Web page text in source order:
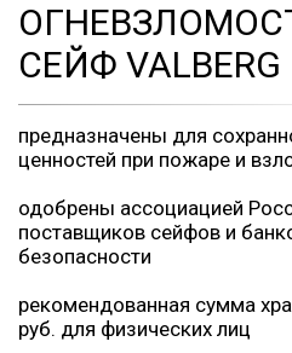
СЕЙФ
предназначены для
ценностей при пожаре и
одобрены ассоциацией
поставщиков сейфов и
безопасности
рекомендованная сумма
руб. для физических лиц